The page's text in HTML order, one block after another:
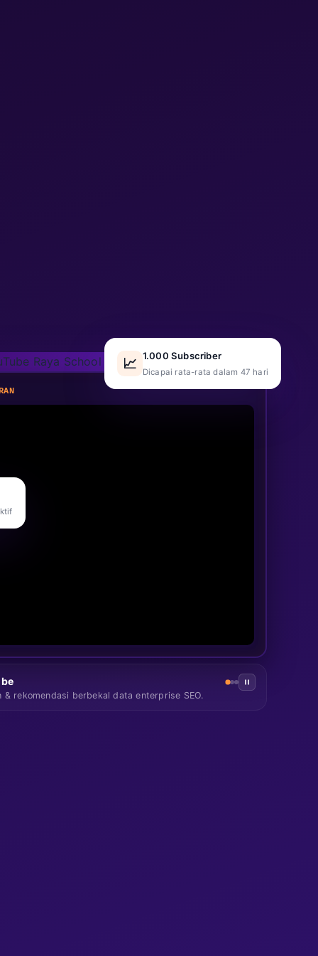
📈 1.000 Subscriber
Dicapai rata-rata dalam 47 hari
rekomendasi berbekal data enterprise SEO.